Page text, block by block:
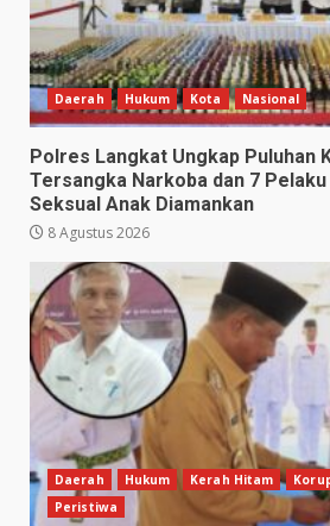
Daerah Hukum Kota Nasional
Polres Langkat Ungkap Puluhan
Tersangka Narkoba dan 7
Seksual Anak Diamankan
8 Agustus 2026
Daerah Hukum Kerah Hitam
Peristiwa